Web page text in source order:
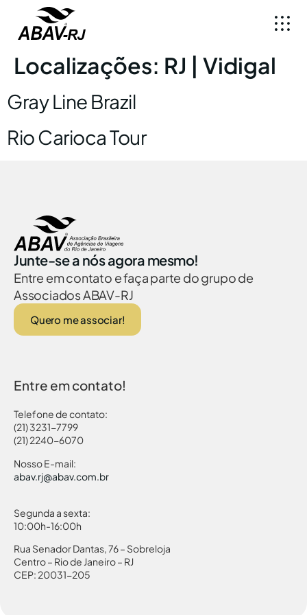
Localizações: RJ | Vidigal
Gray Line Brazil
Rio Carioca Tour
Junte-se a nós agora mesmo!
Entre em contato e faça parte do grupo de
Associados ABAV-RJ
Quero me associar!
Entre em contato!
Telefone de contato:
(21) 3231-7799
(21) 2240-6070
Nosso E-mail:
abav.rj@abav.com.br
Segunda a sexta:
10:00h-16:00h
Rua Senador Dantas, 76 – Sobreloja
Centro – Rio de Janeiro – RJ
CEP: 20031-205